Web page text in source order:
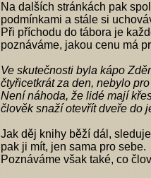
Na dalších stránkách pak
podmínkami a stále si
Při příchodu do tábora je
poznáváme, jakou cenu má
Ve skutečnosti byla kápo
čtyřicetkrát za den, nebylo
Není náhoda, že lidé mají
člověk snaží otevřít dveře do
Jak děj knihy běží dál,
pak ji mít, jen sama pro sebe.
Poznáváme však také, co